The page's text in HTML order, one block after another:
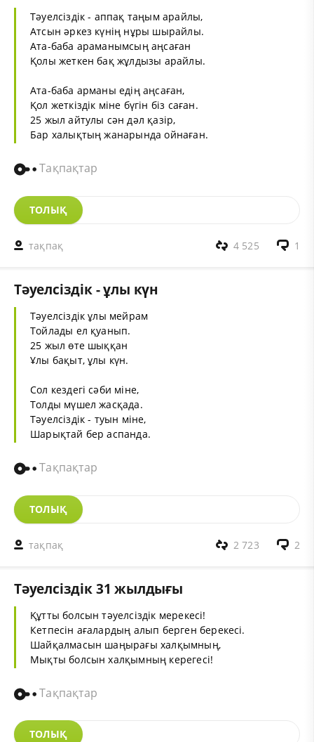
Тәуелсіздік - аппақ таңым арайлы,
Атсын әркез күнің нұры шырайлы.
Ата-баба араманымсың аңсаған
Қолы жеткен бақ жұлдызы арайлы.
Ата-баба арманы едің аңсаған,
Қол жеткіздік міне бүгін біз саған.
25 жыл айтулы сән дәл қазір,
Бар халықтың жанарында ойнаған.
Тақпақтар
ТОЛЫҚ
тақпақ 1
4 525
Тәуелсіздік - ұлы күн
Тәуелсіздік ұлы мейрам
Тойлады ел қуанып.
25 жыл өте шыққан
Ұлы бақыт, ұлы күн.
Сол кездегі сәби міне,
Толды мүшел жасқада.
Тәуелсіздік - туын міне,
Шарықтай бер аспанда.
Тақпақтар
ТОЛЫҚ
тақпақ 2
2 723
Тәуелсіздік 31 жылдығы
Құтты болсын тәуелсіздік мерекесі!
Кетпесін ағалардың алып берген берекесі.
Шайқалмасын шаңырағы халқымның,
Мықты болсын халқымның керегесі!
Тақпақтар
ТОЛЫҚ